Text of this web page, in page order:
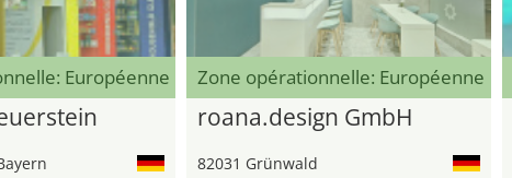
Européenne Zone opérationnelle: Européenne
roana.design GmbH
82031 Grünwald